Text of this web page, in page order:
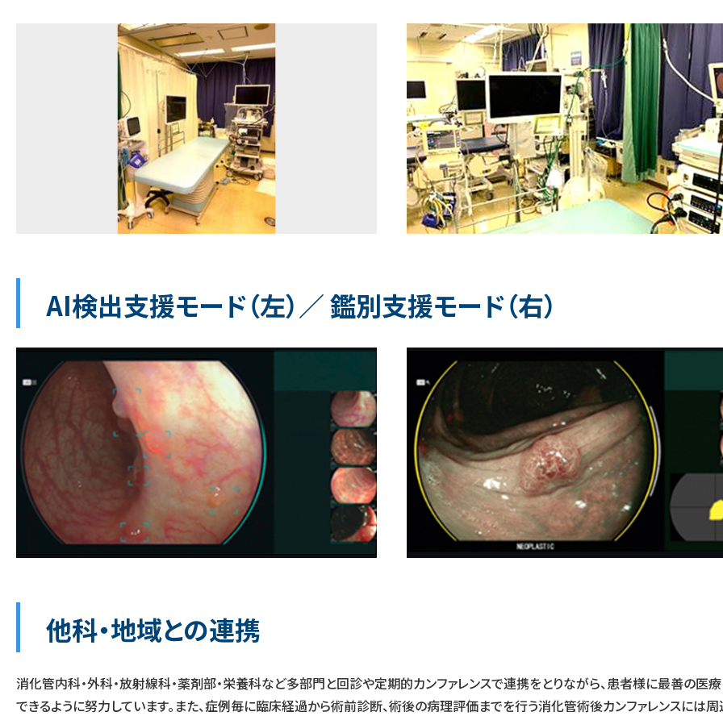
AI検出支援モード（左）／ 鑑別支援モード（右）
他科・地域との連携
消化管内科・外科・放射線科・薬剤部・栄養科など多部門と回診や定期的カンファレンスで連携をとりながら、患者様に最善の医
できるように努力しています。また、症例毎に臨床経過から術前診断、術後の病理評価までを行う消化管術後カンファレンスには